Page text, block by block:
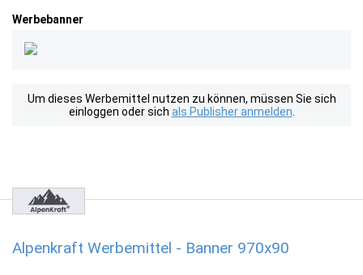
Werbebanner
Um dieses Werbemittel nutzen zu können, müssen Sie sich
einloggen oder sich als Publisher anmelden
Alpenkraft Werbemittel - Banner 970x90